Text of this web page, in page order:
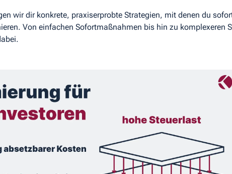
wir dir konkrete, praxiserprobte Strategien, mit denen du
Von einfachen Sofortmaßnahmen bis hin zu komplexeren